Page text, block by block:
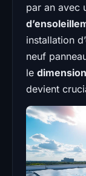
par an avec
installation
neuf
le
devient